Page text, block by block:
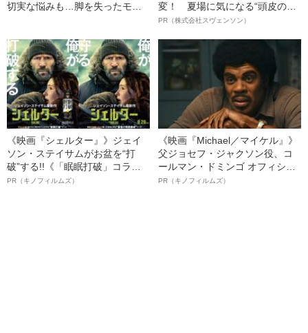
切実な悩みも…脚を失ったモデ
変！ 夏場に気になる“頭皮のニ
オイ”や“ベタつき”を解消す
ト”が生み出した徹底ケアとは
PR（株式会社スヴェンソン）
《映画『シェルター』》ジェイ
ソン・ステイサムがお盆を“打
破”する!!《「眠眠打破」コラ
ボ》
PR（キノフィルムズ）
《映画『Michael／マイケル』》
父ジョセフ・ジャクソン役、コ
ールマン・ドミンゴ オフィシャ
ルインタビュー“観客を魅了した
PR（キノフィルムズ）